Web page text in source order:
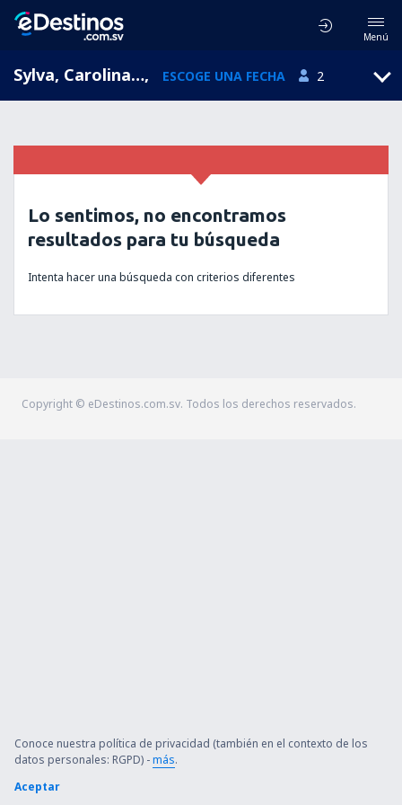
Menú
Sylva, Carolina del Norte, Estados Unidos, ESCOGE UNA FECHA 2
Lo sentimos, no encontramos
resultados para tu búsqueda
Intenta hacer una búsqueda con criterios diferentes
Copyright © eDestinos.com.sv. Todos los derechos reservados.
Conoce nuestra política de privacidad (también en el contexto de los
datos personales: RGPD) -más.
Aceptar